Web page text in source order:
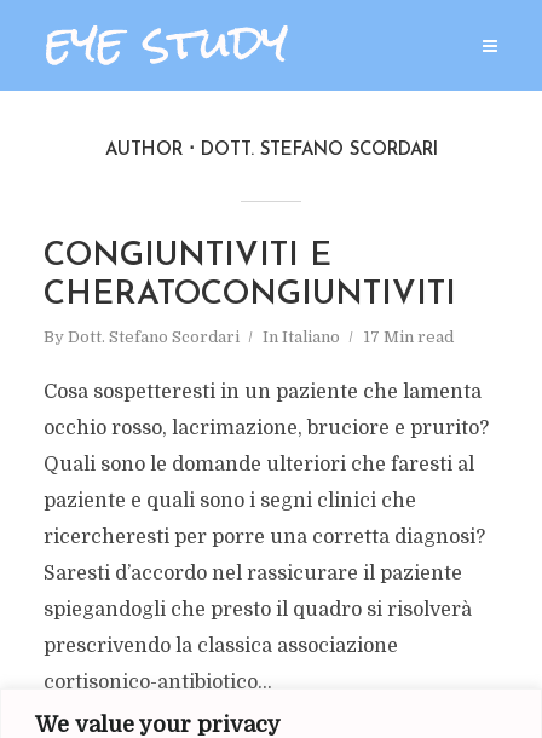
We value your privacy
AUTHOR DOTT. STEFANO SCORDARI
CONGIUNTIVITI E
CHERATOCONGIUNTIVITI
By Dott. Stefano Scordari In Italiano 17 Min read
Cosa sospetteresti in un paziente che lamenta
occhio rosso, lacrimazione, bruciore e prurito?
Quali sono le domande ulteriori che faresti al
paziente e quali sono i segni clinici che
ricercheresti per porre una corretta diagnosi?
Saresti d’accordo nel rassicurare il paziente
spiegandogli che presto il quadro si risolverà
prescrivendo la classica associazione
cortisonico-antibiotico...